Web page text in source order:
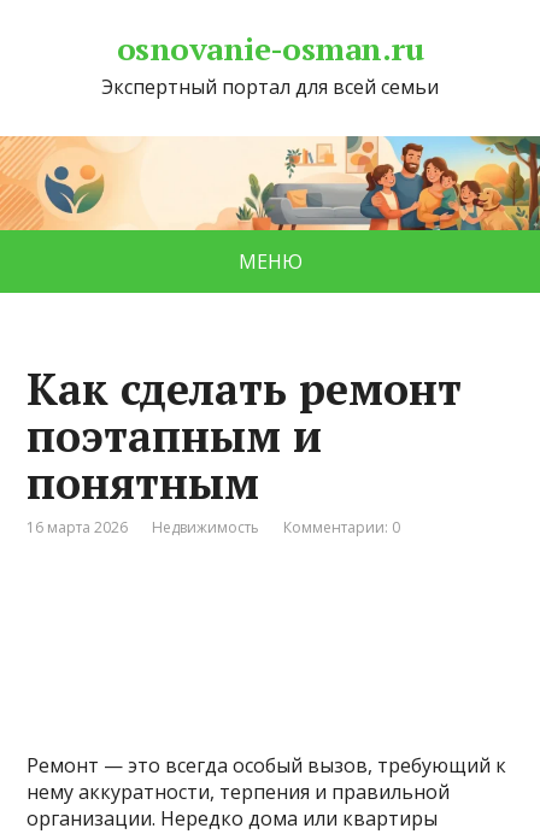
osnovanie-osman.ru
Экспертный портал для всей семьи
МЕНЮ
Как сделать ремонт
поэтапным и
понятным
16 марта 2026 Недвижимость Комментарии: 0
Ремонт — это всегда особый вызов, требующий к
нему аккуратности, терпения и правильной
организации. Нередко дома или квартиры